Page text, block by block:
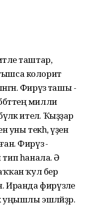
таштар,
колорит
Фирүзә ташы -
милли
ителә. Ҡыҙҙар
уны текһә, үҙенә
Фирүзә -
тип һанала. Ә
ҡул бер
Иранда фирүзәле
уңышлы эшләйҙәр.